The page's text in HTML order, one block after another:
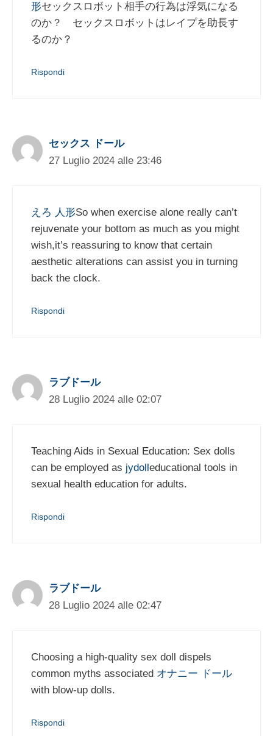
形セックスロボット相手の行為は浮気になる
のか？ セックスロボットはレイプを助長す
るのか？
Rispondi
セックス ドール
27 Luglio 2024 alle 23:46
えろ 人形So when exercise alone really can’t
rejuvenate your bottom as much as you might
wish,it’s reassuring to know that certain
aesthetic alterations can assist you in turning
back the clock.
Rispondi
ラブドール
28 Luglio 2024 alle 02:07
Teaching Aids in Sexual Education: Sex dolls
can be employed as jydoll educational tools in
sexual health education for adults.
Rispondi
ラブドール
28 Luglio 2024 alle 02:47
Choosing a high-quality sex doll dispels
common myths associated オナニー ドール
with blow-up dolls.
Rispondi